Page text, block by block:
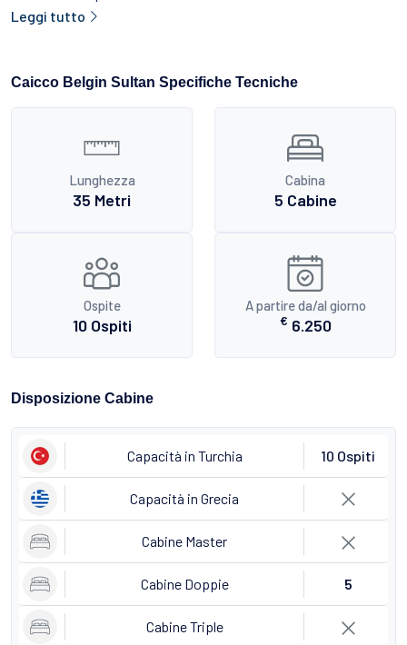
Leggi tutto
Caicco Belgin Sultan Specifiche Tecniche
Lunghezza
35 Metri
Cabina
5 Cabine
Ospite
10 Ospiti
A partire da/al giorno
€ 6.250
Disposizione Cabine
Capacità in Turchia 10 Ospiti
Capacità in Grecia
Cabine Master
Cabine Doppie 5
Cabine Triple